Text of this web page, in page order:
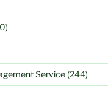
Service(244)